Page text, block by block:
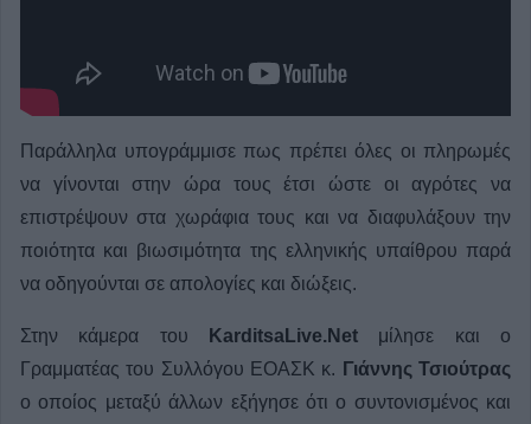
Παράλληλα υπογράμμισε πως πρέπει όλες οι πληρωμές
να γίνονται στην ώρα τους έτσι ώστε οι αγρότες να
επιστρέψουν στα χωράφια τους και να διαφυλάξουν την
ποιότητα και βιωσιμότητα της ελληνικής υπαίθρου παρά
να οδηγούνται σε απολογίες και διώξεις.
Στην κάμερα του KarditsaLive.Net μίλησε και ο
Γραμματέας του Συλλόγου ΕΟΑΣΚ κ. Γιάννης Τσιούτρας
ο οποίος μεταξύ άλλων εξήγησε ότι ο συντονισμένος και